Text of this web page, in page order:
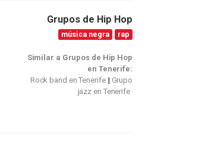
Grupos de Hip Hop
música negra rap
Similar a Grupos de Hip Hop
en Tenerife:
Rock band en Tenerife
Grupo
jazz en Tenerife